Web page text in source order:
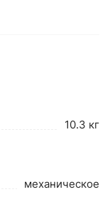
10.3 кг
механическое